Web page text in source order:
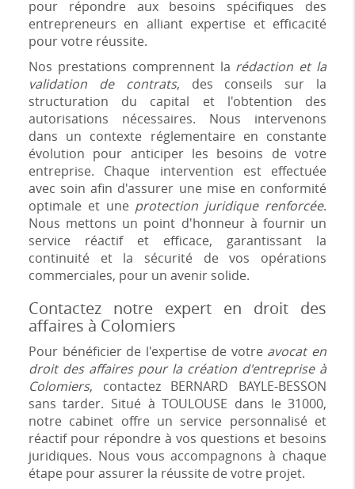
pour répondre aux besoins spécifiques des
entrepreneurs en alliant expertise et efficacité
pour votre réussite.
Nos prestations comprennent la rédaction et la
validation de contrats, des conseils sur la
structuration du capital et l'obtention des
autorisations nécessaires. Nous intervenons
dans un contexte réglementaire en constante
évolution pour anticiper les besoins de votre
entreprise. Chaque intervention est effectuée
avec soin afin d'assurer une mise en conformité
optimale et une protection juridique renforcée.
Nous mettons un point d'honneur à fournir un
service réactif et efficace, garantissant la
continuité et la sécurité de vos opérations
commerciales, pour un avenir solide.
Contactez notre expert en droit des
affaires à Colomiers
Pour bénéficier de l'expertise de votre avocat en
droit des affaires pour la création d'entreprise à
Colomiers, contactez BERNARD BAYLE-BESSON
sans tarder. Situé à TOULOUSE dans le 31000,
notre cabinet offre un service personnalisé et
réactif pour répondre à vos questions et besoins
juridiques. Nous vous accompagnons à chaque
étape pour assurer la réussite de votre projet.